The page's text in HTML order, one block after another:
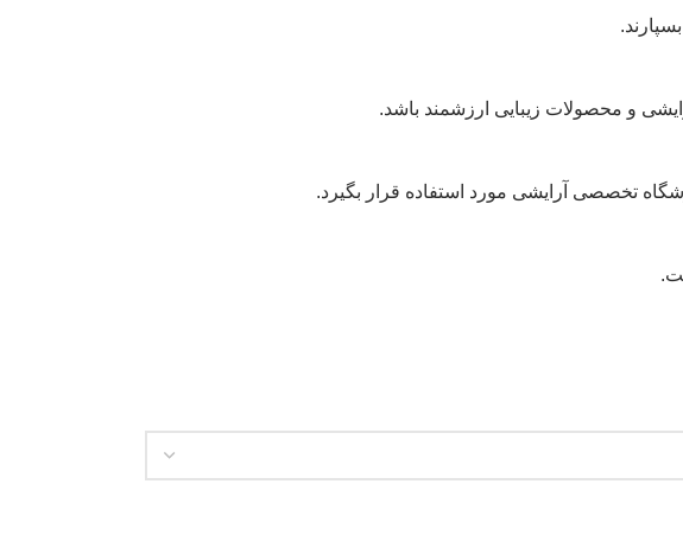
و محصولات زیبایی ارزشمند باشد.
تخصصی آرایشی مورد استفاده قرار بگیرد.